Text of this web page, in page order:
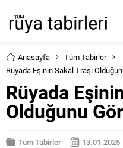
Anasayfa
Tüm Tabirler
Rüyada Eşinin Sakal Traşı
Rüyada
Olduğunu
Tüm Tabirler 13.01.2025